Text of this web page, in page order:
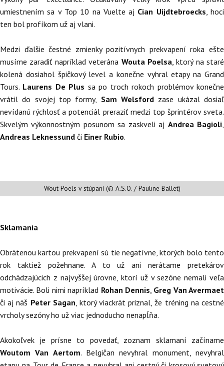
umiestnením sa v Top 10 na Vuelte aj Cian Uijdtebroecks , hoci
ten bol profíkom už aj vlani.
Medzi ďalšie čestné zmienky pozitívnych prekvapení roka ešte
musíme zaradiť napríklad veterána Wouta Poelsa , ktorý na staré
kolená dosiahol špičkový level a konečne vyhral etapy na Grand
Tours. Laurens De Plus sa po troch rokoch problémov konečne
vrátil do svojej top formy, Sam Welsford zase ukázal dosiaľ
nevídanú rýchlosť a potenciál preraziť medzi top šprintérov sveta.
Skvelým výkonnostným posunom sa zaskveli aj Andrea Bagioli
Andreas Leknessund či Einer Rubio.
Wout Poels v stúpaní (© A.S.O. / Pauline Ballet)
Sklamania
Obrátenou kartou prekvapení sú tie negatívne, ktorých bolo tento
rok taktiež požehnane. A to už ani nerátame pretekárov
odchádzajúcich z najvyššej úrovne, ktorí už v sezóne nemali veľa
motivácie. Boli nimi napríklad Rohan Dennis Greg Van Avermaet
či aj náš Peter Sagan , ktorý viackrát priznal, že tréning na cestné
vrcholy sezóny ho už viac jednoducho nenapĺňa.
Akokoľvek je prísne to povedať, zoznam sklamaní začíname
Woutom Van Aertom. Belgičan nevyhral monument, nevyhral